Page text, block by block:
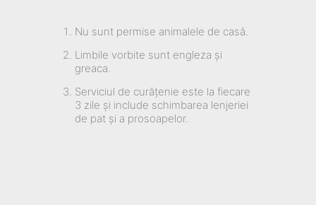
Nu sunt permise animalele de casă.
Limbile vorbite sunt engleza și
greaca.
Serviciul de curățenie este la fiecare
3 zile și include schimbarea lenjeriei
de pat și a prosoapelor.